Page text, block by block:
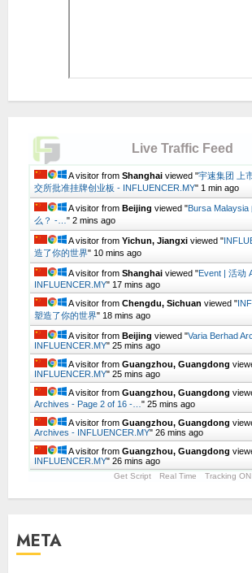
Live Traffic Feed
A visitor from Shanghai viewed "宇速集团 上
交所批准挂牌创业板 - INFLUENCER.MY" 1 min ago
A visitor from Beijing viewed "Bursa Malaysia
么？ -… " 2 mins ago
A visitor from Yichun, Jiangxi viewed "
造了你的世界" 10 mins ago
A visitor from Shanghai viewed "Event | 活动
INFLUENCER.MY" 17 mins ago
A visitor from Chengdu, Sichuan viewed "
塑造了你的世界" 18 mins ago
A visitor from Beijing viewed "Varia Berhad
INFLUENCER.MY" 25 mins ago
A visitor from Guangzhou, Guangdong
INFLUENCER.MY" 25 mins ago
A visitor from Guangzhou, Guangdong
Archives - Page 2 of 16 -… " 25 mins ago
A visitor from Guangzhou, Guangdong
Archives - INFLUENCER.MY" 26 mins ago
A visitor from Guangzhou, Guangdong
INFLUENCER.MY" 26 mins ago
Get Script Real Time Tracking ON
META